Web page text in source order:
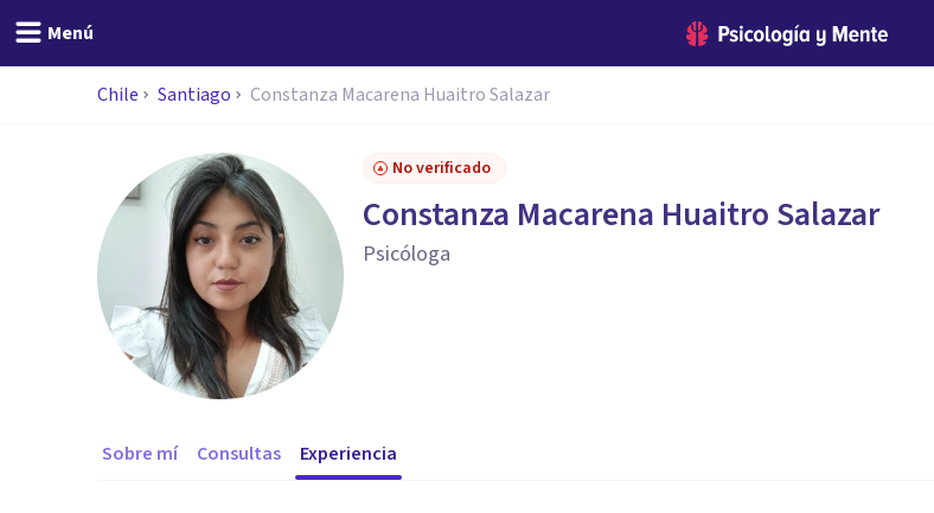
Menú
Chile Santiago Constanza Macarena Huaitro Salazar
No verificado
Constanza Macarena Huaitro Salazar
Psicóloga
Sobre mí Consultas Experiencia